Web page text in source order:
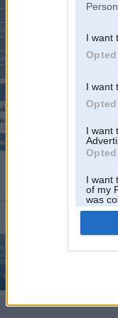
I want
I want
I want
I want
of my
was
702
BMWPower.lv darbojas
2002. gada 14. maija. Tas nav auto
AG.
BMWPower